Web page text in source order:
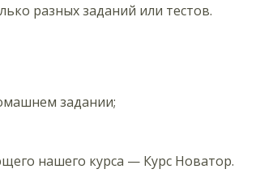
разных заданий или тестов.
задании;
нашего курса — Курс Новатор.